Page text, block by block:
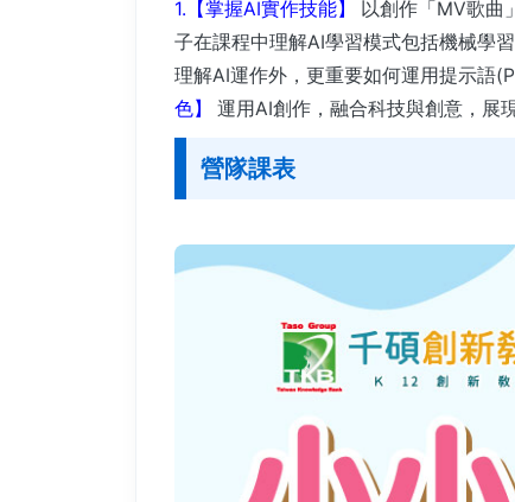
1.【掌握AI實作技能】 以創作「MV歌曲
子在課程中理解AI學習模式包括機械學
理解AI運作外，更重要如何運用提示語
色】
運用AI創作，融合科技與創意，展
營隊課表